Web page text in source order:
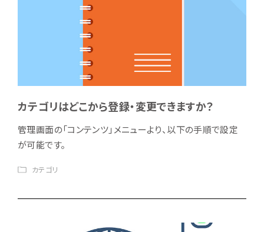
カテゴリはどこから登録・変更できますか？
管理画面の「コンテンツ」メニューより、以下の手順で設定
が可能です。
カテゴリ